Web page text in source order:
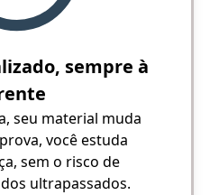
sempre à
seu material muda
você estuda
sem o risco de
ultrapassados.